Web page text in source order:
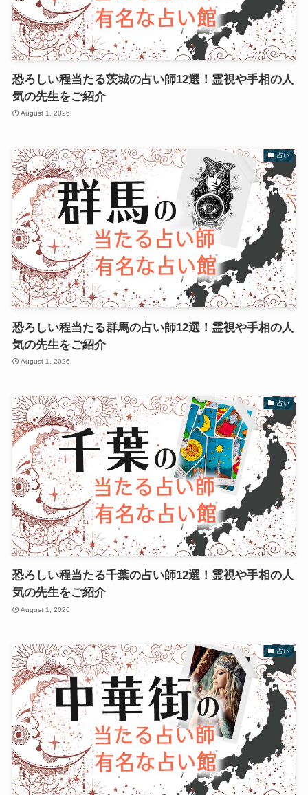
恐ろしい程当たる茨城の占い師12選！霊視や手相の人
気の先生をご紹介
August 1, 2026
占い
恐ろしい程当たる群馬の占い師12選！霊視や手相の人
気の先生をご紹介
August 1, 2026
占い
恐ろしい程当たる千葉の占い師12選！霊視や手相の人
気の先生をご紹介
August 1, 2026
占い